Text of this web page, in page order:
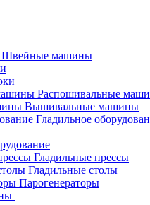
Швейные машины
Распошивальные
Вышивальные машины
Гладильное
Гладильные прессы
Гладильные столы
Парогенераторы